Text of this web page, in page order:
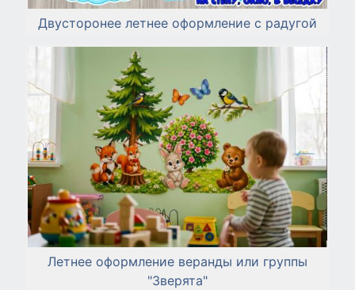
Двусторонее летнее оформление с радугой
Летнее оформление веранды или группы
"Зверята"